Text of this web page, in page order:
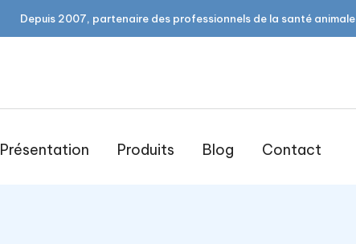
Depuis 2007, partenaire des professionnels de la santé animale
Présentation Produits Blog Contact